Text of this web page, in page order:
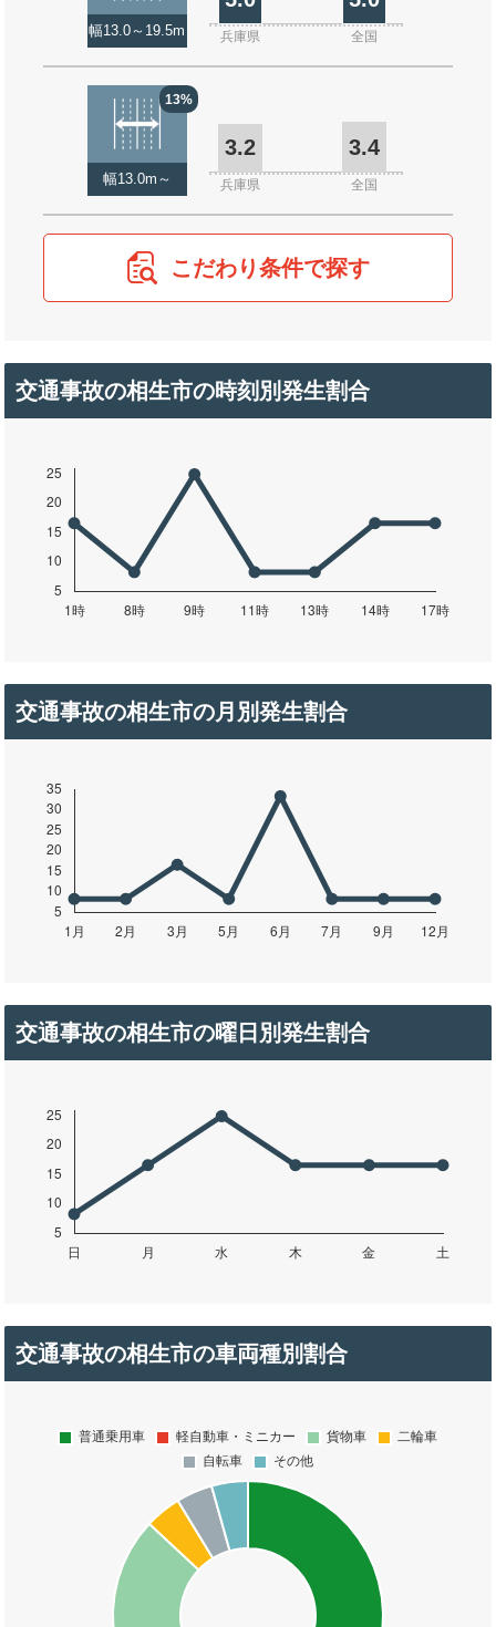
幅13.0～19.5m 兵庫県 全国
13%
幅13.0m～
3.2 3.4
兵庫県 全国
こだわり条件で探す
交通事故の相生市の時刻別発生割合
交通事故の相生市の月別発生割合
交通事故の相生市の曜日別発生割合
交通事故の相生市の車両種別割合